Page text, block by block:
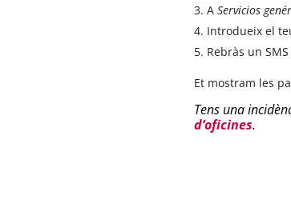
A Servicios
Introdueix el
Rebràs un
Et mostram les
Tens una
d’oficines.